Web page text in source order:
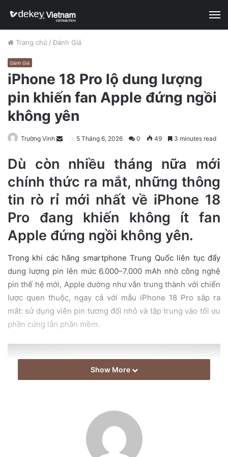
Trang chủ / Đánh Giá
Đánh Giá
iPhone 18 Pro lộ dung lượng
pin khiến fan Apple đứng ngồi
không yên
Trường Vinh
a
m
a
l
5 Tháng 6, 2026 0 49 3 minutes read
Dù còn nhiều tháng nữa mới
chính thức ra mắt, những thông
tin rò rỉ mới nhất về iPhone 18
Pro đang khiến không ít fan
Apple đứng ngồi không yên.
Trong khi các hãng smartphone Trung Quốc liên tục đẩy
dung lượng pin lên mức 6.000–7.000 mAh nhờ công nghệ
pin thế hệ mới, Apple dường như vẫn trung thành với chiến
lược quen thuộc, ngay cả với mẫu iPhone 18 Pro sắp ra
mắt: sử dụng viên pin tương đối nhỏ và tập trung vào tối ưu
phần cứng lẫn phần mềm.
Show More